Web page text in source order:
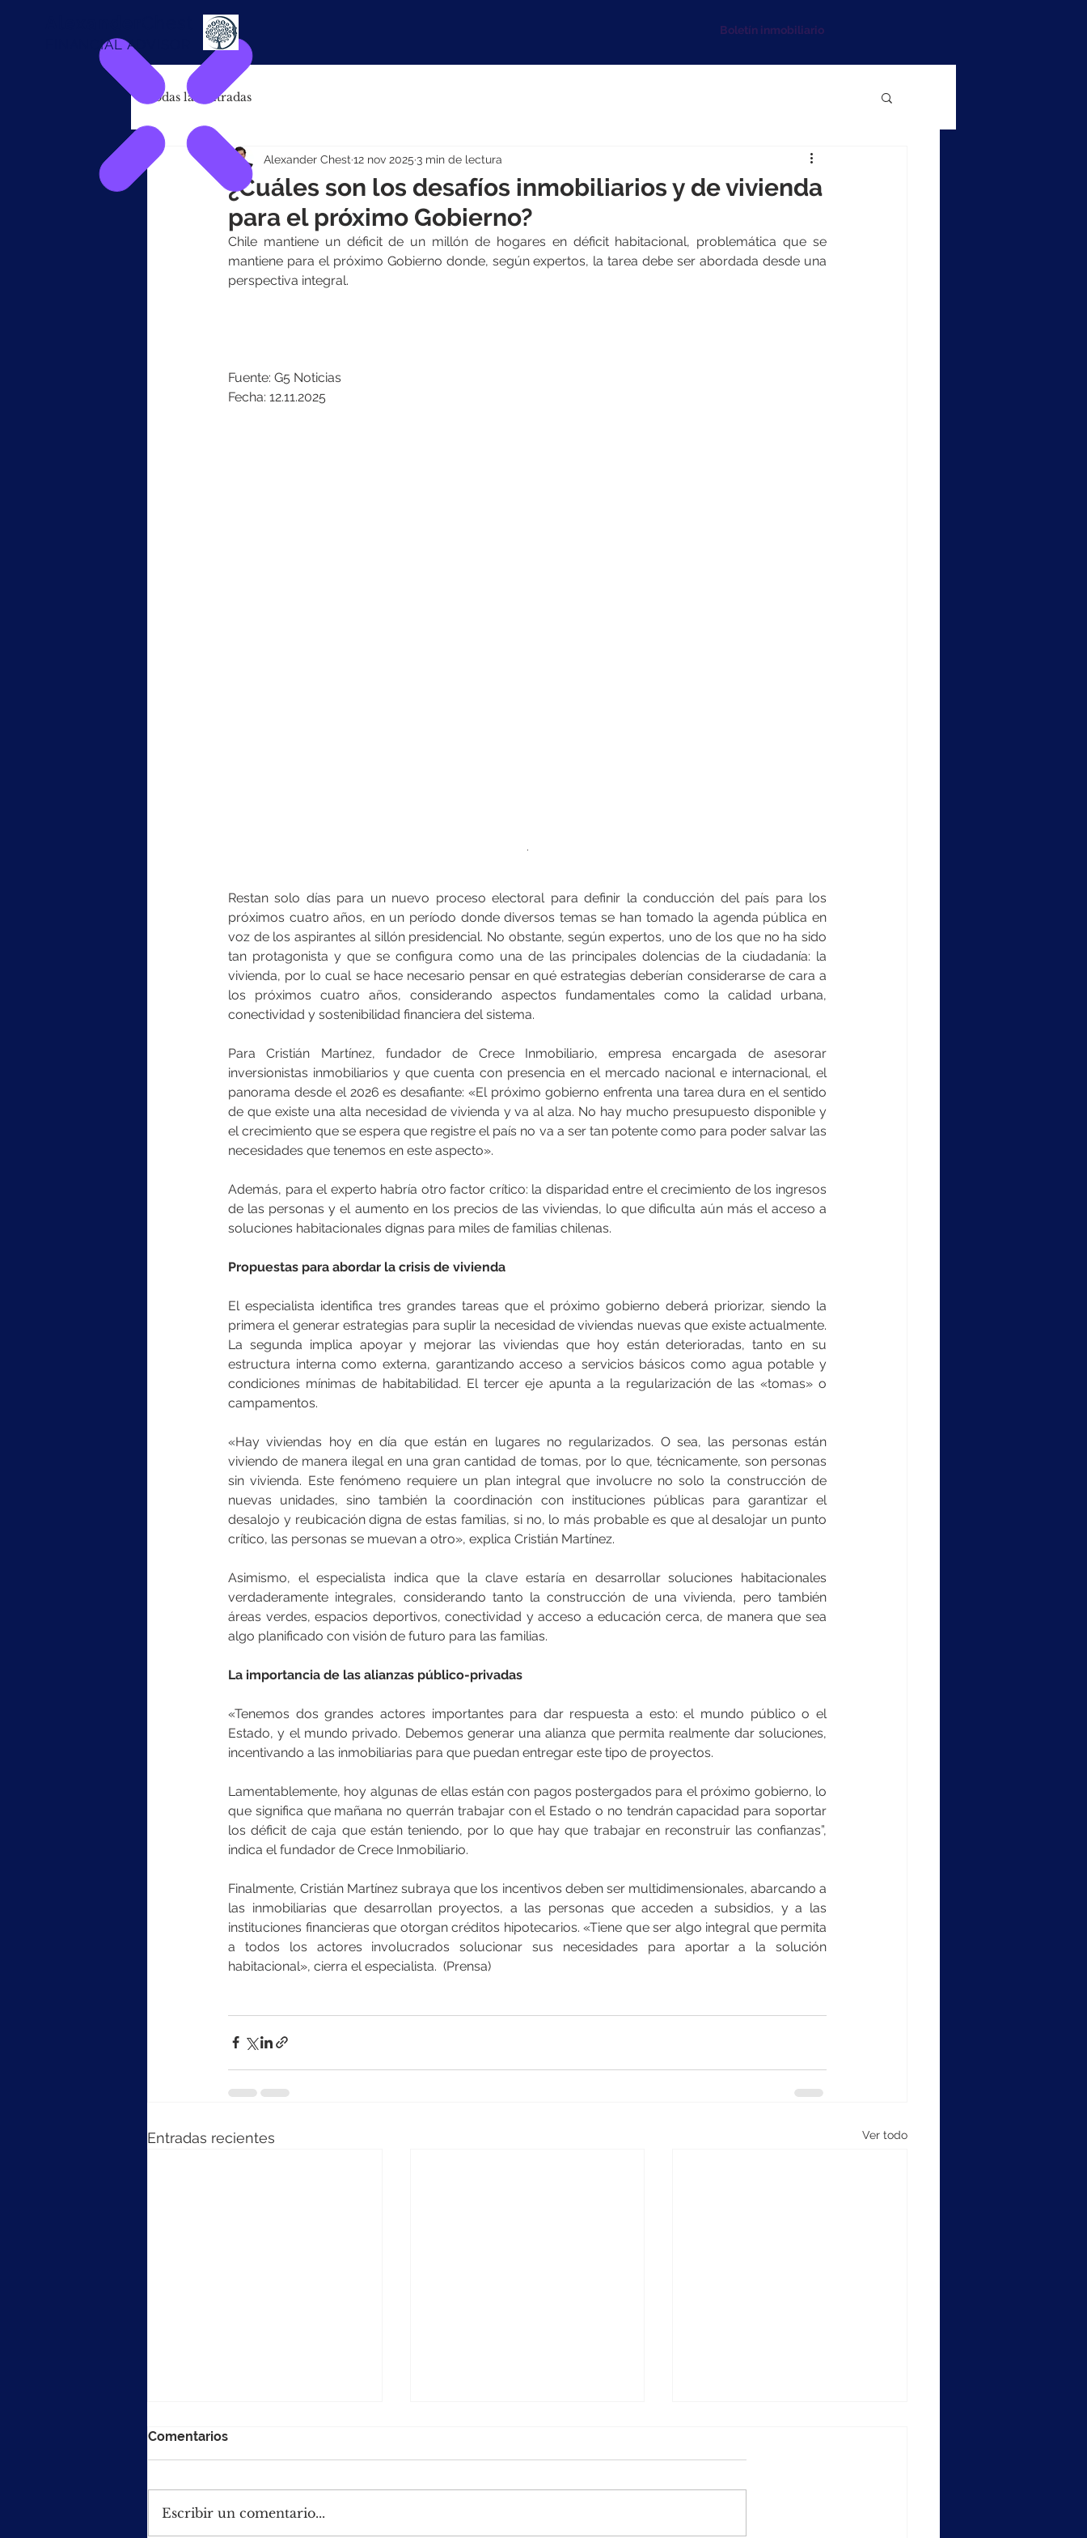
FINANCIAL ADVISOR
Boletín inmobiliario
Todas las entradas
¿Cuáles son los desafíos inmobiliarios y de vivienda
para el próximo Gobierno?
Alexander Chest 12 nov 2025 3 min de lectura
Chile mantiene un déficit de un millón de hogares en déficit habitacional, problemática que se
mantiene para el próximo Gobierno donde, según expertos, la tarea debe ser abordada desde una
perspectiva integral.
Fuente: G5 Noticias
Fecha: 12.11.2025
.
Restan solo días para un nuevo proceso electoral para definir la conducción del país para los
próximos cuatro años, en un período donde diversos temas se han tomado la agenda pública en
voz de los aspirantes al sillón presidencial. No obstante, según expertos, uno de los que no ha sido
tan protagonista y que se configura como una de las principales dolencias de la ciudadanía: la
vivienda, por lo cual se hace necesario pensar en qué estrategias deberían considerarse de cara a
los próximos cuatro años, considerando aspectos fundamentales como la calidad urbana,
conectividad y sostenibilidad financiera del sistema.
Para Cristián Martínez, fundador de Crece Inmobiliario, empresa encargada de asesorar
inversionistas inmobiliarios y que cuenta con presencia en el mercado nacional e internacional, el
panorama desde el 2026 es desafiante: «El próximo gobierno enfrenta una tarea dura en el sentido
de que existe una alta necesidad de vivienda y va al alza. No hay mucho presupuesto disponible y
el crecimiento que se espera que registre el país no va a ser tan potente como para poder salvar las
necesidades que tenemos en este aspecto».
Además, para el experto habría otro factor crítico: la disparidad entre el crecimiento de los ingresos
de las personas y el aumento en los precios de las viviendas, lo que dificulta aún más el acceso a
soluciones habitacionales dignas para miles de familias chilenas.
Propuestas para abordar la crisis de vivienda
El especialista identifica tres grandes tareas que el próximo gobierno deberá priorizar, siendo la
primera el generar estrategias para suplir la necesidad de viviendas nuevas que existe actualmente.
La segunda implica apoyar y mejorar las viviendas que hoy están deterioradas, tanto en su
estructura interna como externa, garantizando acceso a servicios básicos como agua potable y
condiciones mínimas de habitabilidad. El tercer eje apunta a la regularización de las «tomas» o
campamentos.
«Hay viviendas hoy en día que están en lugares no regularizados. O sea, las personas están
viviendo de manera ilegal en una gran cantidad de tomas, por lo que, técnicamente, son personas
sin vivienda. Este fenómeno requiere un plan integral que involucre no solo la construcción de
nuevas unidades, sino también la coordinación con instituciones públicas para garantizar el
desalojo y reubicación digna de estas familias, si no, lo más probable es que al desalojar un punto
crítico, las personas se muevan a otro», explica Cristián Martínez.
Asimismo, el especialista indica que la clave estaría en desarrollar soluciones habitacionales
verdaderamente integrales, considerando tanto la construcción de una vivienda, pero también
áreas verdes, espacios deportivos, conectividad y acceso a educación cerca, de manera que sea
algo planificado con visión de futuro para las familias.
La importancia de las alianzas público-privadas
«Tenemos dos grandes actores importantes para dar respuesta a esto: el mundo público o el
Estado, y el mundo privado. Debemos generar una alianza que permita realmente dar soluciones,
incentivando a las inmobiliarias para que puedan entregar este tipo de proyectos.
Lamentablemente, hoy algunas de ellas están con pagos postergados para el próximo gobierno, lo
que significa que mañana no querrán trabajar con el Estado o no tendrán capacidad para soportar
los déficit de caja que están teniendo, por lo que hay que trabajar en reconstruir las confianzas”,
indica el fundador de Crece Inmobiliario.
Finalmente, Cristián Martínez subraya que los incentivos deben ser multidimensionales, abarcando a
las inmobiliarias que desarrollan proyectos, a las personas que acceden a subsidios, y a las
instituciones financieras que otorgan créditos hipotecarios. «Tiene que ser algo integral que permita
a todos los actores involucrados solucionar sus necesidades para aportar a la solución
habitacional», cierra el especialista.  (Prensa)
Entradas recientes Ver todo
Comentarios
Escribir un comentario...